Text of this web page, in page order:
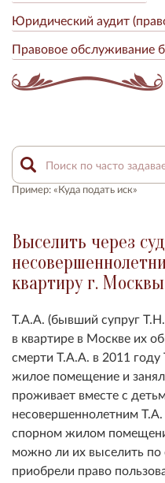
Юридический аудит
Правовое обслуживание
Пример: «Куда подать иск»
Выселить через
квартиру г. Москвы
Т.А.А. (бывший супруг
в квартире в Москве их
смерти Т.А.А. в 2011 году
жилое помещение и
проживает вместе с
несовершеннолетним
спорном жилом
можно ли их выселить по
приобрели право